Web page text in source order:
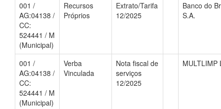
001 /
AG:04138 /
CC:
524441 / M
(Municipal)
Recursos
Próprios
Extrato/Tarifa
12/2025
Banco do
S.A.
001 /
AG:04138 /
CC:
524441 / M
(Municipal)
Verba
Vinculada
Nota fiscal de
serviços
12/2025
MULTLIMP